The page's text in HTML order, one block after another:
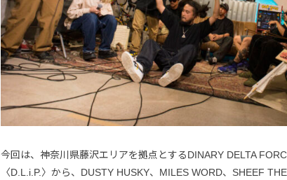
今回は、神奈川県藤沢エリアを拠点とするDINARY DELTA
〈D.L.i.P.〉から、DUSTY HUSKY、MILES WORD、SHEEF